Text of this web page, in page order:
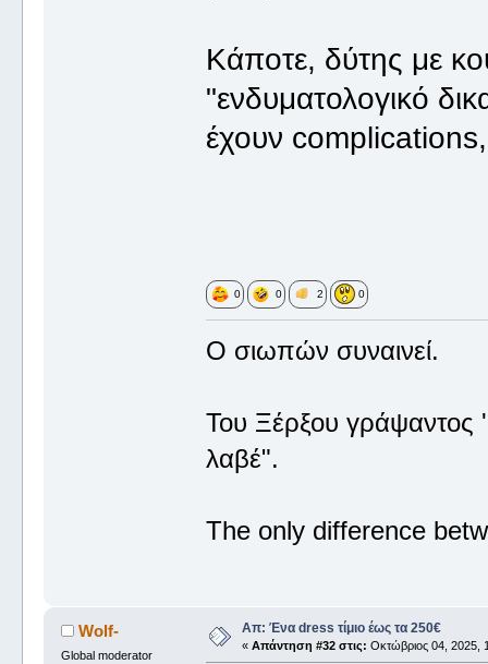
Κάποτε, δύτης με
"ενδυματολογικό
έχουν complications,
0 0 2 0
Ο σιωπών συναινεί.
Του Ξέρξου
λαβέ".
The only difference
Wolf-
Global moderator
Απ: Ένα dress τίμιο έως τα 250€
« Απάντηση #32 στις: Οκτώβριος 04, 2025,